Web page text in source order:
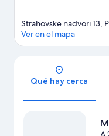
Strahovske nadvori 13,
Ver en el mapa
Qué hay cerca